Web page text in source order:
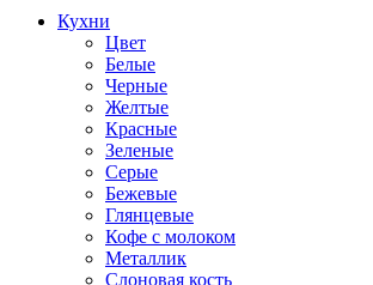
Кухни
Цвет
Белые
Черные
Желтые
Красные
Зеленые
Серые
Бежевые
Глянцевые
Кофе с молоком
Металлик
Слоновая кость